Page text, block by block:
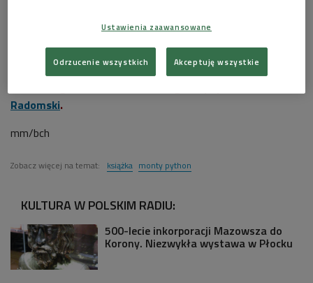
Na audycję"Notatnik Dwójki"
zapraszamy we wtorek
Radomski.
mm/bch
Zobacz więcej na temat: książka monty python
KULTURA W POLSKIM RADIU:
500-lecie inkorporacji Mazowsza do
Korony. Niezwykła wystawa w Płocku
Ustawienia zaawansowane
Odrzucenie wszystkich Akceptuję wszystkie